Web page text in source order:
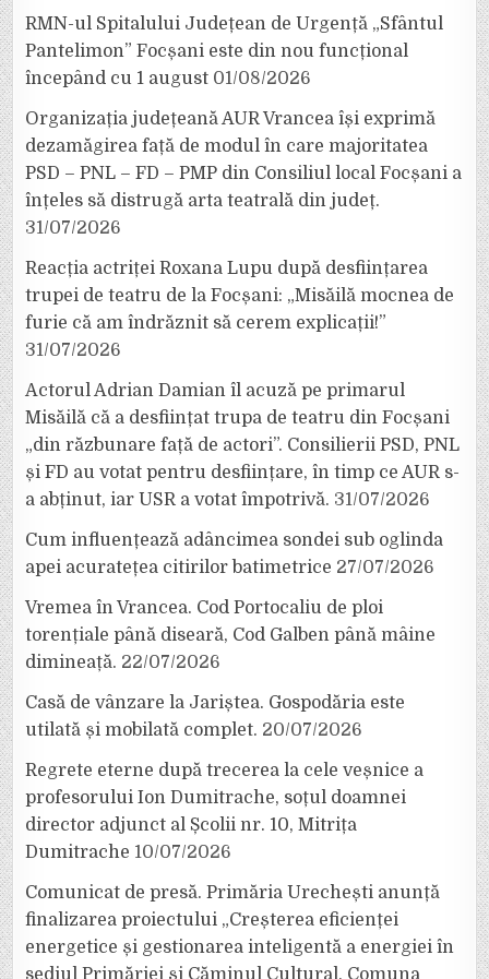
RMN-ul Spitalului Județean de Urgență „Sfântul
Pantelimon” Focșani este din nou funcțional
începând cu 1 august 01/08/2026
Organizația județeană AUR Vrancea își exprimă
dezamăgirea față de modul în care majoritatea
PSD – PNL – FD – PMP din Consiliul local Focșani a
înțeles să distrugă arta teatrală din județ.
31/07/2026
Reacția actriței Roxana Lupu după desființarea
trupei de teatru de la Focșani: „Misăilă mocnea de
furie că am îndrăznit să cerem explicații!”
31/07/2026
Actorul Adrian Damian îl acuză pe primarul
Misăilă că a desființat trupa de teatru din Focșani
„din răzbunare față de actori”. Consilierii PSD, PNL
și FD au votat pentru desființare, în timp ce AUR s-
a abținut, iar USR a votat împotrivă. 31/07/2026
Cum influențează adâncimea sondei sub oglinda
apei acuratețea citirilor batimetrice 27/07/2026
Vremea în Vrancea. Cod Portocaliu de ploi
torențiale până diseară, Cod Galben până mâine
dimineață. 22/07/2026
Casă de vânzare la Jariștea. Gospodăria este
utilată și mobilată complet. 20/07/2026
Regrete eterne după trecerea la cele veșnice a
profesorului Ion Dumitrache, soțul doamnei
director adjunct al Școlii nr. 10, Mitrița
Dumitrache 10/07/2026
Comunicat de presă. Primăria Urechești anunță
finalizarea proiectului „Creșterea eficienței
energetice și gestionarea inteligentă a energiei în
sediul Primăriei și Căminul Cultural, Comuna